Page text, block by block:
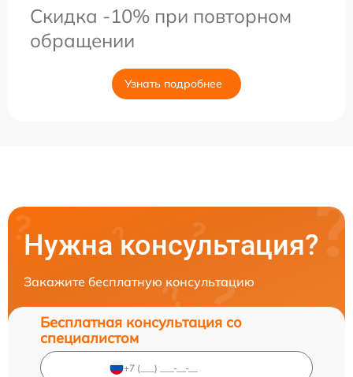
Скидка -10% при повторном
обращении
Узнать подробнее
Нужна консультация?
Закажите бесплатную консультацию
Бесплатная консультация со
специалистом